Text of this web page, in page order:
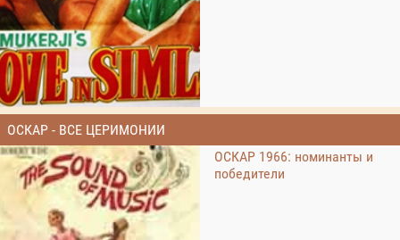
ОСКАР - ВСЕ ЦЕРИМОНИИ
ОСКАР 1966: номинанты и
победители